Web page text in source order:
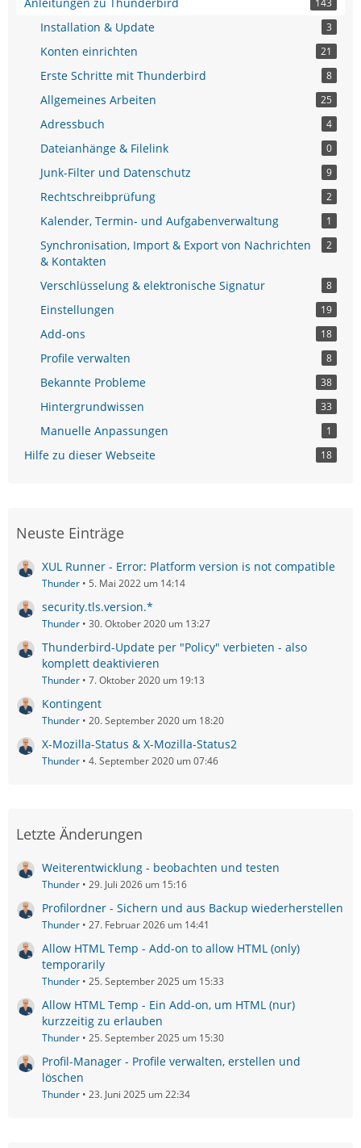
143
Installation & Update 3
Konten einrichten 21
Erste Schritte mit Thunderbird 8
Allgemeines Arbeiten 25
Adressbuch 4
Dateianhänge & Filelink 0
Junk-Filter und Datenschutz 9
Rechtschreibprüfung 2
Kalender, Termin- und Aufgabenverwaltung 1
Synchronisation, Import & Export von Nachrichten
& Kontakten
2
Verschlüsselung & elektronische Signatur 8
Einstellungen 19
Add-ons 18
Profile verwalten 8
Bekannte Probleme 38
Hintergrundwissen 33
Manuelle Anpassungen 1
Hilfe zu dieser Webseite 18
Neuste Einträge
XUL Runner - Error: Platform version is not compatible
Thunder 5. Mai 2022 um 14:14
security.tls.version.*
Thunder 30. Oktober 2020 um 13:27
Thunderbird-Update per "Policy" verbieten - also
komplett deaktivieren
Thunder 7. Oktober 2020 um 19:13
Kontingent
Thunder 20. September 2020 um 18:20
X-Mozilla-Status & X-Mozilla-Status2
Thunder 4. September 2020 um 07:46
Letzte Änderungen
Weiterentwicklung - beobachten und testen
Thunder 29. Juli 2026 um 15:16
Profilordner - Sichern und aus Backup wiederherstellen
Thunder 27. Februar 2026 um 14:41
Allow HTML Temp - Add-on to allow HTML (only)
temporarily
Thunder 25. September 2025 um 15:33
Allow HTML Temp - Ein Add-on, um HTML (nur)
kurzzeitig zu erlauben
Thunder 25. September 2025 um 15:30
Profil-Manager - Profile verwalten, erstellen und
löschen
Thunder 23. Juni 2025 um 22:34